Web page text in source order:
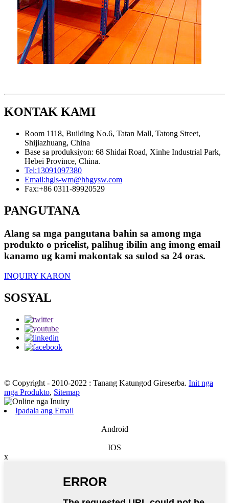
KONTAK KAMI
Room 1118, Building No.6, Tatan Mall, Tatong Street,
Shijiazhuang, China
Base sa produksiyon: 68 Shidai Road, Xinhe Industrial Park,
Hebei Province, China.
Tel:13091097380
Email:hgls-wm@hbgysw.com
Fax:+86 0311-89920529
PANGUTANA
Alang sa mga pangutana bahin sa among mga
produkto o pricelist, palihug ibilin ang imong email
kanamo ug kami makontak sa sulod sa 24 oras.
INQUIRY KARON
SOSYAL
© Copyright - 2010-2022 : Tanang Katungod Gireserba. Init nga
mga Produkto, Sitemap
Ipadala ang Email
Android
IOS
x